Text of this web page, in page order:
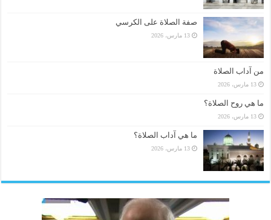
صفة الصلاة على الكرسي
13 مارس، 2026
من آداب الصلاة
13 مارس، 2026
ما هي روح الصلاة؟
13 مارس، 2026
ما هي آداب الصلاة؟
13 مارس، 2026